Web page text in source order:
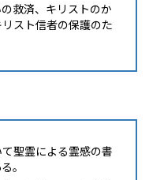
救済、キリストのか
スト信者の保護のた
聖霊による霊感の書
。